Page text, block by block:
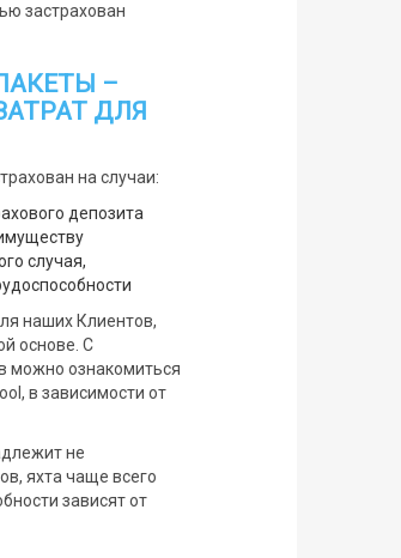
застрахован
–
ДЛЯ
на случаи:
депозита
случая,
наших Клиентов,
основе. С
можно ознакомиться
в зависимости от
не
яхта чаще всего
зависят от